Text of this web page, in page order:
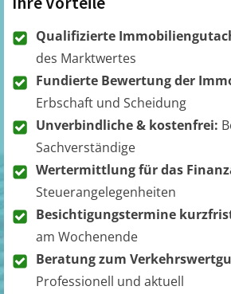
Qualifizierte
des Marktwertes
Fundierte Bewertung der
Erbschaft und Scheidung
Unverbindliche & kostenfrei:
Sachverständige
Wertermittlung für das
Steuerangelegenheiten
Besichtigungstermine
am Wochenende
Beratung zum
Professionell und aktuell